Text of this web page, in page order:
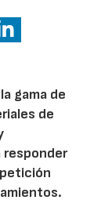
gama de
de